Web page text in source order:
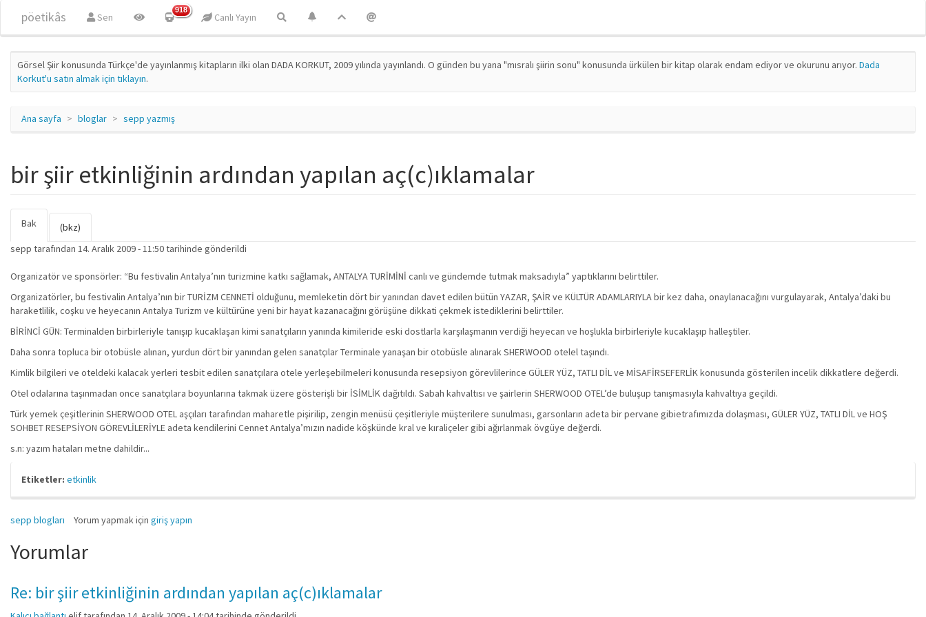
pöetikâs Sen
918
Canlı Yayın
Görsel Şiir konusunda Türkçe'de yayınlanmış kitapların ilki olan DADA KORKUT, 2009 yılında yayınlandı. O günden bu yana "mısralı şiirin sonu" konusunda ürkülen bir kitap olarak endam ediyor ve okurunu arıyor. Dada
Korkut'u satın almak için tıklayın.
Ana sayfa bloglar sepp yazmış
bir şiir etkinliğinin ardından yapılan aç(c)ıklamalar
Birincil sekmeler
Bak
sekme)
(bkz)
sepp tarafından 14. Aralık 2009 - 11:50 tarihinde gönderildi
Organizatör ve sponsörler: “Bu festivalin Antalya’nın turizmine katkı sağlamak, ANTALYA TURİMİNİ canlı ve gündemde tutmak maksadıyla” yaptıklarını belirttiler.
Organizatörler, bu festivalin Antalya’nın bir TURİZM CENNETİ olduğunu, memleketin dört bir yanından davet edilen bütün YAZAR, ŞAİR ve KÜLTÜR ADAMLARIYLA bir kez daha, onaylanacağını vurgulayarak, Antalya’daki bu
haraketlilik, coşku ve heyecanın Antalya Turizm ve kültürüne yeni bir hayat kazanacağını görüşüne dikkati çekmek istediklerini belirttiler.
BİRİNCİ GÜN: Terminalden birbirleriyle tanışıp kucaklaşan kimi sanatçıların yanında kimileride eski dostlarla karşılaşmanın verdiği heyecan ve hoşlukla birbirleriyle kucaklaşıp halleştiler.
Daha sonra topluca bir otobüsle alınan, yurdun dört bir yanından gelen sanatçılar Terminale yanaşan bir otobüsle alınarak SHERWOOD otelel taşındı.
Kimlik bilgileri ve oteldeki kalacak yerleri tesbit edilen sanatçılara otele yerleşebilmeleri konusunda resepsiyon görevlilerince GÜLER YÜZ, TATLI DİL ve MİSAFİRSEFERLİK konusunda gösterilen incelik dikkatlere değerdi.
Otel odalarına taşınmadan once sanatçılara boyunlarına takmak üzere gösterişli bir İSİMLİK dağıtıldı. Sabah kahvaltısı ve şairlerin SHERWOOD OTEL’de buluşup tanışmasıyla kahvaltıya geçildi.
Türk yemek çeşitlerinin SHERWOOD OTEL aşçıları tarafından maharetle pişirilip, zengin menüsü çeşitleriyle müşterilere sunulması, garsonların adeta bir pervane gibietrafımızda dolaşması, GÜLER YÜZ, TATLI DİL ve HOŞ
SOHBET RESEPSİYON GÖREVLİLERİYLE adeta kendilerini Cennet Antalya’mızın nadide köşkünde kral ve kıraliçeler gibi ağırlanmak övgüye değerdi.
s.n: yazım hataları metne dahildir...
Etiketler: etkinlik
sepp blogları Yorum yapmak için giriş yapın
Yorumlar
Re: bir şiir etkinliğinin ardından yapılan aç(c)ıklamalar